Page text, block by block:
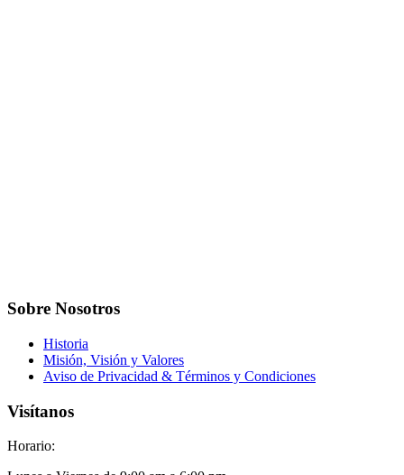
Sobre Nosotros
Historia
Misión, Visión y Valores
Aviso de Privacidad & Términos y Condiciones
Visítanos
Horario: